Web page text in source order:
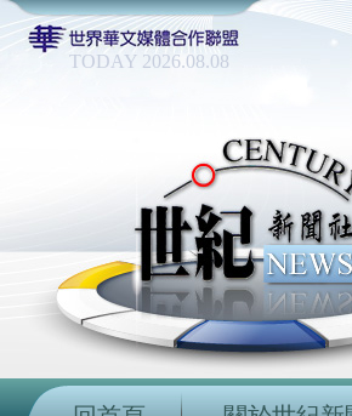
TODAY 2026.08.08